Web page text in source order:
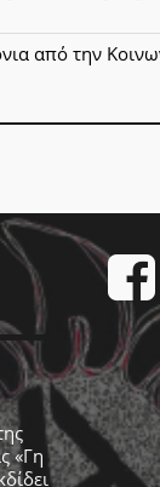
από την
«Γη